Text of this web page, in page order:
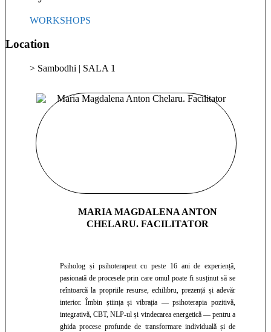
fost nevoita sa iau o pauza din activitatea mea. But now I am
WORKSHOPS
Location
> Sambodhi | SALA 1
MARIA MAGDALENA ANTON
CHELARU. FACILITATOR
Psiholog și psihoterapeut cu peste 16 ani de experiență,
pasionată de procesele prin care omul poate fi susținut să se
reîntoarcă la propriile resurse, echilibru, prezență și adevăr
interior. Îmbin știința și vibrația — psihoterapia pozitivă,
integrativă, CBT, NLP-ul și vindecarea energetică — pentru a
ghida procese profunde de transformare individuală și de